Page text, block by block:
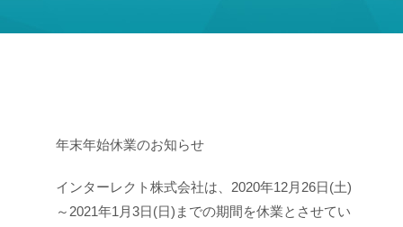
年末年始休業のお知らせ
インターレクト株式会社は、2020年12月26日(土)
～2021年1月3日(日)までの期間を休業とさせてい